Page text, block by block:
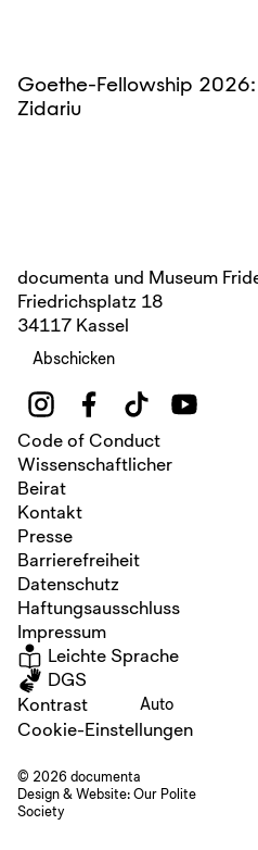
Goethe-Fellowship
Zidariu
documenta und Museum
Friedrichsplatz 18
34117 Kassel
Abschicken
Code of Conduct
Wissenschaftlicher
Beirat
Kontakt
Presse
Barrierefreiheit
Datenschutz
Haftungsausschluss
Impressum
Leichte Sprache
DGS
Kontrast
Auto
Cookie-Einstellungen
© 2026 documenta
Design & Website:Our Polite
Society